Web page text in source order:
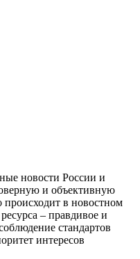
новости России и
и объективную
в новостном
– правдивое и
стандартов
интересов